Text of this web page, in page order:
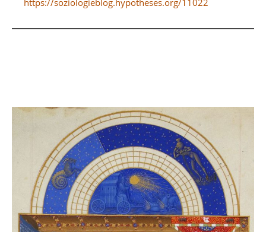
https://soziologieblog.hypotheses.org/11022